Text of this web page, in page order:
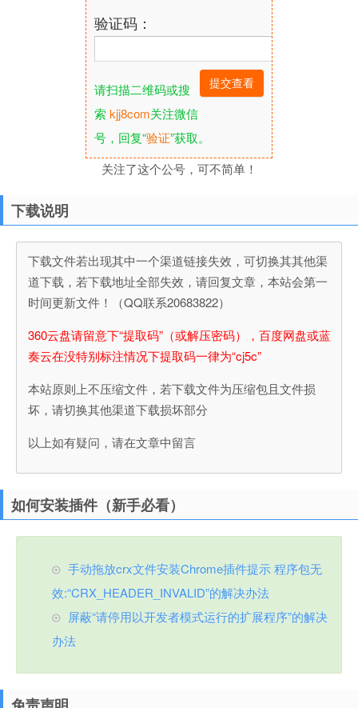
验证码：
请扫描二维码或搜
索kjj8com关注微信
号，回复“验证”获取。
关注了这个公号，可不简单！
下载说明
下载文件若出现其中一个渠道链接失效，可切换其其他渠
道下载，若下载地址全部失效，请回复文章，本站会第一
时间更新文件！（QQ联系20683822）
360云盘请留意下“提取码”（或解压密码），百度网盘或蓝
奏云在没特别标注情况下提取码一律为“cj5c”
本站原则上不压缩文件，若下载文件为压缩包且文件损
坏，请切换其他渠道下载损坏部分
以上如有疑问，请在文章中留言
如何安装插件（新手必看）
手动拖放crx文件安装Chrome插件提示 程序包无
效:“CRX_HEADER_INVALID”的解决办法
屏蔽“请停用以开发者模式运行的扩展程序”的解决
办法